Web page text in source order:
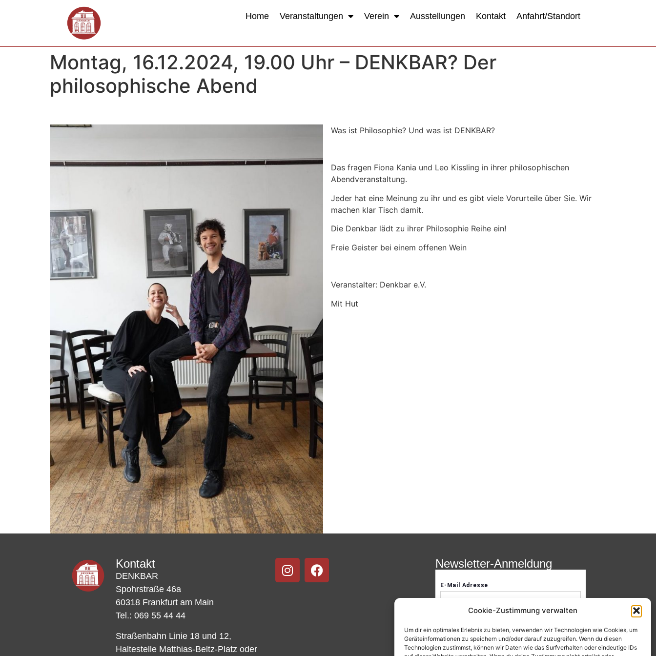
Cookie-Zustimmung verwalten
Um dir ein optimales Erlebnis zu bieten, verwenden wir Technologien wie Cookies, um
Geräteinformationen zu speichern und/oder darauf zuzugreifen. Wenn du diesen
Technologien zustimmst, können wir Daten wie das Surfverhalten oder eindeutige IDs
Home Veranstaltungen Verein Ausstellungen Kontakt Anfahrt/Standort
Montag, 16.12.2024, 19.00 Uhr – DENKBAR? Der
philosophische Abend
Was ist Philosophie? Und was ist DENKBAR?
Das fragen Fiona Kania und Leo Kissling in ihrer philosophischen
Abendveranstaltung.
Jeder hat eine Meinung zu ihr und es gibt viele Vorurteile über Sie. Wir
machen klar Tisch damit.
Die Denkbar lädt zu ihrer Philosophie Reihe ein!
Freie Geister bei einem offenen Wein
Veranstalter: Denkbar e.V.
Mit Hut
Kontakt
DENKBAR
Spohrstraße 46a
60318 Frankfurt am Main
Tel.: 069 55 44 44
Straßenbahn Linie 18 und 12,
Haltestelle Matthias-Beltz-Platz oder
Newsletter-Anmeldung